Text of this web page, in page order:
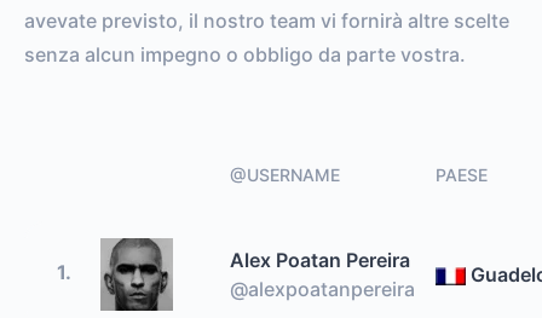
avevate previsto, il nostro team vi fornirà altre scelte
senza alcun impegno o obbligo da parte vostra.
@USERNAME PAESE
1.
Alex Poatan Pereira
@alexpoatanpereira